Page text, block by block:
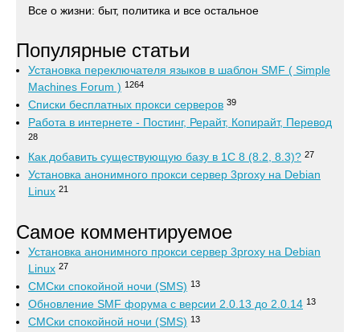
Все о жизни: быт, политика и все остальное
Популярные статьи
Установка переключателя языков в шаблон SMF ( Simple
Machines Forum ) 1264
Списки бесплатных прокси серверов 39
Работа в интернете - Постинг, Рерайт, Копирайт, Перевод
28
Как добавить существующую базу в 1С 8 (8.2, 8.3)? 27
Установка анонимного прокси сервер 3proxy на Debian
Linux 21
Самое комментируемое
Установка анонимного прокси сервер 3proxy на Debian
Linux 27
СМСки спокойной ночи (SMS) 13
Обновление SMF форума с версии 2.0.13 до 2.0.14 13
СМСки спокойной ночи (SMS) 13